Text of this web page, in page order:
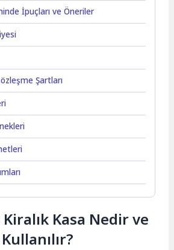
İpuçları ve Öneriler
Şartları
Kasa Nedir ve